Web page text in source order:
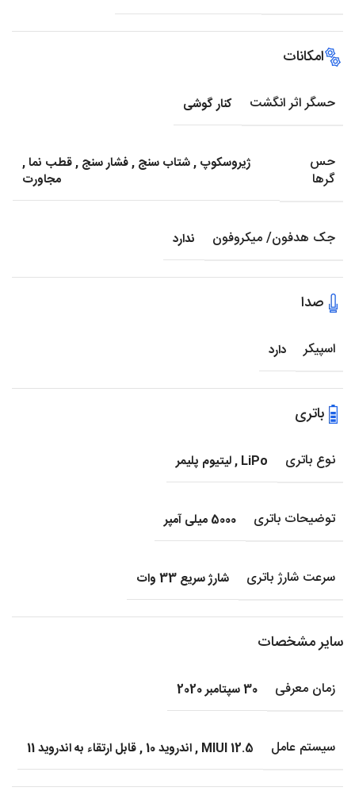
امکانات
حسگر اثر انگشت کنار گوشی
حس
گرها
ژیروسکوپ ,شتاب سنج ,فشار سنج ,قطب نما,
مجاورت
جک هدفون/ میکروفون ندارد
صدا
اسپیکر دارد
باتری
نوع باتری LiPo
,لیتیوم پلیمر
توضیحات باتری 5000 میلی آمپر
سرعت شارژ باتری شارژ سریع 33 وات
سایر مشخصات
زمان معرفی 30 سپتامبر 2020
سیستم عامل MIUI 12.5
,اندروید 10 ,قابل ارتقاء به اندروید 11